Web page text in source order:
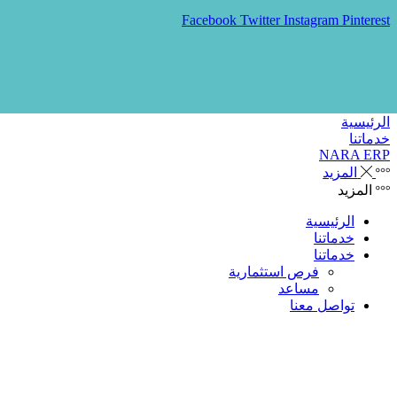
Facebook Twitter Instagram Pinterest
الرئيسية
خدماتنا
NARA ERP
المزيد
المزيد
الرئيسية
خدماتنا
خدماتنا
فرص استثمارية
مساعد
تواصل معنا